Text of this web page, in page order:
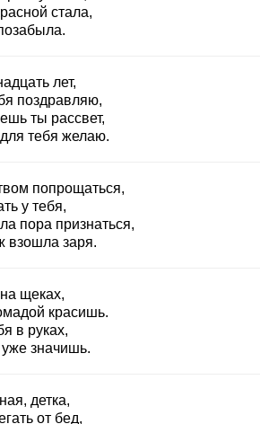
стала,
лет,
поздравляю,
ты рассвет,
тебя желаю.
попрощаться,
у тебя,
пора признаться,
взошла заря.
щеках,
красишь.
в руках,
уже значишь.
детка,
от бед,